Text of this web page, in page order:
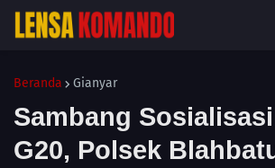
Beranda Gianyar
Sambang
G20, Polsek